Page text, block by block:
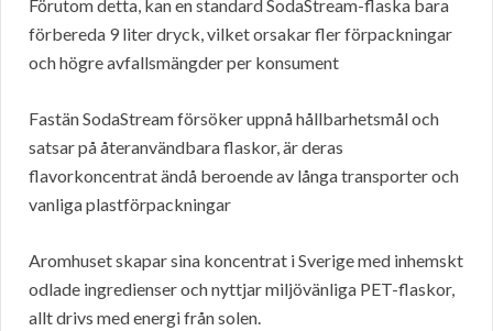
Förutom detta, kan en standard SodaStream-flaska bara
förbereda 9 liter dryck, vilket orsakar fler förpackningar
och högre avfallsmängder per konsument
Fastän SodaStream försöker uppnå hållbarhetsmål och
satsar på återanvändbara flaskor, är deras
flavorkoncentrat ändå beroende av långa transporter och
vanliga plastförpackningar
Aromhuset skapar sina koncentrat i Sverige med inhemskt
odlade ingredienser och nyttjar miljövänliga PET-flaskor,
allt drivs med energi från solen.